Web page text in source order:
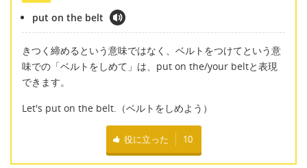
put on the belt
きつく締めるという意味ではなく、ベルトをつけてという意
味での「ベルトをしめて」は、put on the/your beltと表現
できます。
Let's put on the belt.（ベルトをしめよう）
役に立った 10